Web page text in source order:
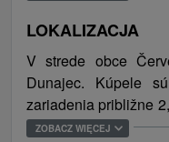
Kalmudského
súčasnosti slúži
kláštor je známe
krásnymi výhľadmi
veľa možností pre
a cykloturistiky
spoločenská hala s TV.
LOKALIZACJA
V strede obce
Dunajec. Kúpele
zariadenia približne
Sun Bachledka v
ZOBACZ WIĘCEJ